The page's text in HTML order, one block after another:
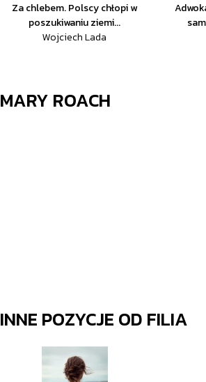
Za chlebem. Polscy chłopi w
poszukiwaniu ziemi...
Wojciech Lada
MARY ROACH
INNE POZYCJE OD FILIA